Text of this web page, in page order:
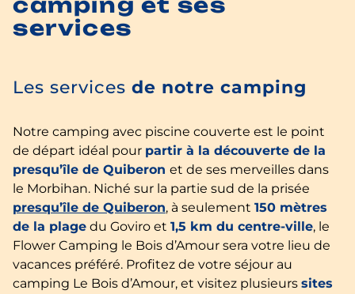
camping et ses
services
Les services de notre camping
Notre camping avec piscine couverte est le point
de départ idéal pour partir à la découverte de la
presqu’île de Quiberon et de ses merveilles dans
le Morbihan. Niché sur la partie sud de la prisée
presqu’île de Quiberon, à seulement 150 mètres
de la plage du Goviro et 1,5 km du centre-ville, le
Flower Camping le Bois d’Amour sera votre lieu de
vacances préféré. Profitez de votre séjour au
camping Le Bois d’Amour, et visitez plusieurs sites